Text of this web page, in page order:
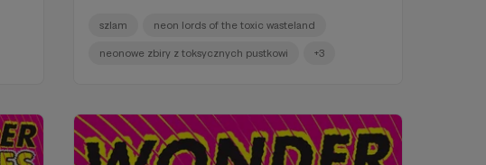
szlam neon lords of the toxic wasteland
neonowe zbiry z toksycznych pustkowi +3